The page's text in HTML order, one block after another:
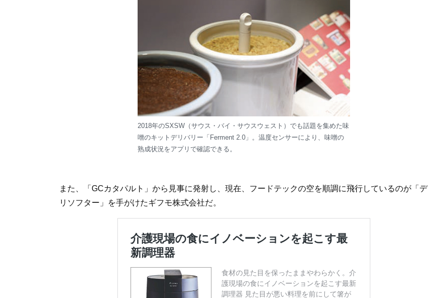
2018年のSXSW（サウス・バイ・サウスウェスト）でも話題を集めた味
噌のキットデリバリー「Ferment 2.0」。温度センサーにより、味噌の
熟成状況をアプリで確認できる。
また、「GCカタパルト」から見事に発射し、現在、フードテックの空を順調に飛行しているのが「デ
リソフター」を手がけたギフモ株式会社だ。